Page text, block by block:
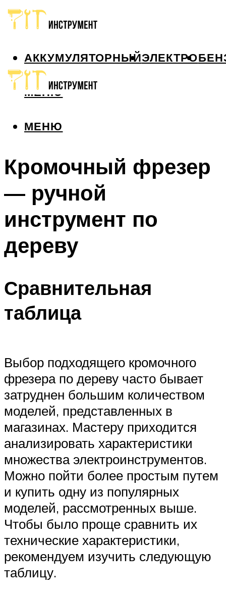
АККУМУЛЯТОРНЫЙЭЛЕКТРО
МЕНЮ
МЕНЮ
Кромочный фрезер
— ручной
инструмент по
дереву
Сравнительная
таблица
Выбор подходящего кромочного
фрезера по дереву часто бывает
затруднен большим количеством
моделей, представленных в
магазинах. Мастеру приходится
анализировать характеристики
множества электроинструментов.
Можно пойти более простым путем
и купить одну из популярных
моделей, рассмотренных выше.
Чтобы было проще сравнить их
технические характеристики,
рекомендуем изучить следующую
таблицу.